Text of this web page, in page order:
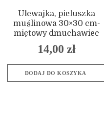
Ulewajka, pieluszka
muślinowa 30×30 cm-
miętowy dmuchawiec
14,00 zł
DODAJ DO KOSZYKA